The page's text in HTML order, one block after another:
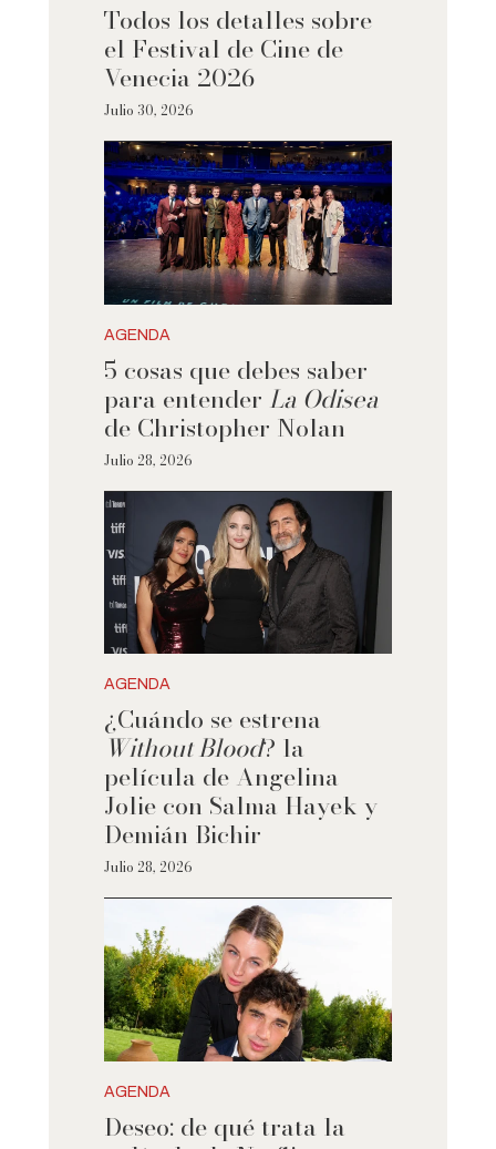
Todos los detalles sobre
el Festival de Cine de
Venecia 2026
Julio 30, 2026
AGENDA
5 cosas que debes saber
para entender La Odisea
de Christopher Nolan
Julio 28, 2026
AGENDA
¿Cuándo se estrena
Without Blood? la
película de Angelina
Jolie con Salma Hayek y
Demián Bichir
Julio 28, 2026
AGENDA
Deseo: de qué trata la